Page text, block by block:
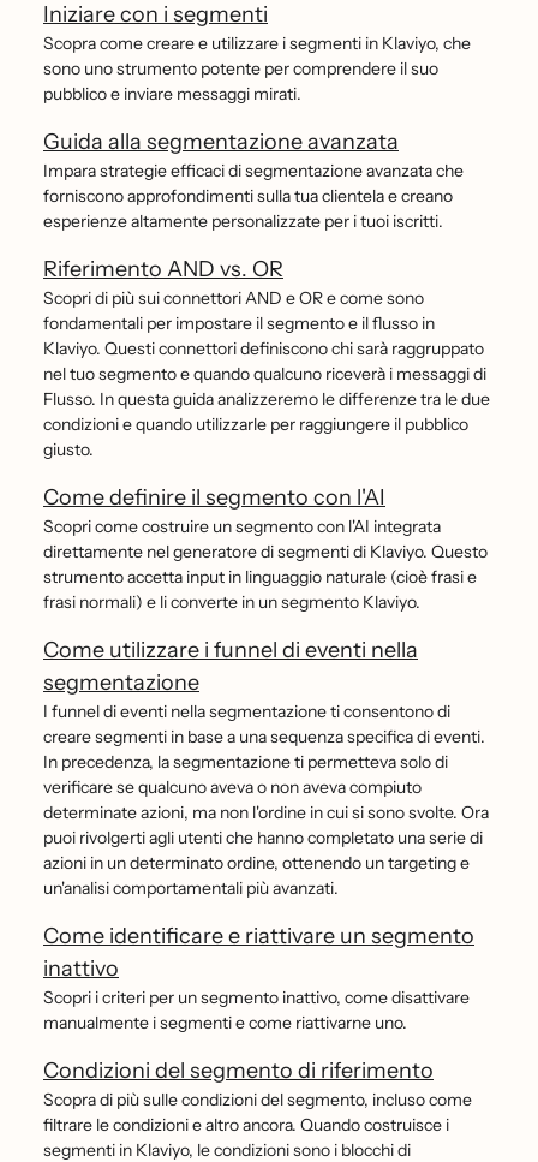
Iniziare con i segmenti
Scopra come creare e utilizzare i segmenti in Klaviyo, che
sono uno strumento potente per comprendere il suo
pubblico e inviare messaggi mirati.
Guida alla segmentazione avanzata
Impara strategie efficaci di segmentazione avanzata che
forniscono approfondimenti sulla tua clientela e creano
esperienze altamente personalizzate per i tuoi iscritti.
Riferimento AND vs. OR
Scopri di più sui connettori AND e OR e come sono
fondamentali per impostare il segmento e il flusso in
Klaviyo. Questi connettori definiscono chi sarà raggruppato
nel tuo segmento e quando qualcuno riceverà i messaggi di
Flusso. In questa guida analizzeremo le differenze tra le due
condizioni e quando utilizzarle per raggiungere il pubblico
giusto.
Come definire il segmento con l'AI
Scopri come costruire un segmento con l'AI integrata
direttamente nel generatore di segmenti di Klaviyo. Questo
strumento accetta input in linguaggio naturale (cioè frasi e
frasi normali) e li converte in un segmento Klaviyo.
Come utilizzare i funnel di eventi nella
segmentazione
I funnel di eventi nella segmentazione ti consentono di
creare segmenti in base a una sequenza specifica di eventi.
In precedenza, la segmentazione ti permetteva solo di
verificare se qualcuno aveva o non aveva compiuto
determinate azioni, ma non l'ordine in cui si sono svolte. Ora
puoi rivolgerti agli utenti che hanno completato una serie di
azioni in un determinato ordine, ottenendo un targeting e
un'analisi comportamentali più avanzati.
Come identificare e riattivare un segmento
inattivo
Scopri i criteri per un segmento inattivo, come disattivare
manualmente i segmenti e come riattivarne uno.
Condizioni del segmento di riferimento
Scopra di più sulle condizioni del segmento, incluso come
filtrare le condizioni e altro ancora. Quando costruisce i
segmenti in Klaviyo, le condizioni sono i blocchi di